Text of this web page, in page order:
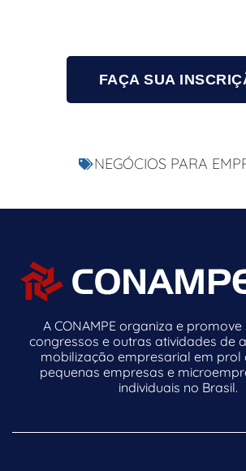
FAÇA SUA
NEGÓCIOS PARA
A CONAMPE organiza e
congressos e outras atividades de
mobilização empresarial em prol
pequenas empresas e
individuais no Brasil.